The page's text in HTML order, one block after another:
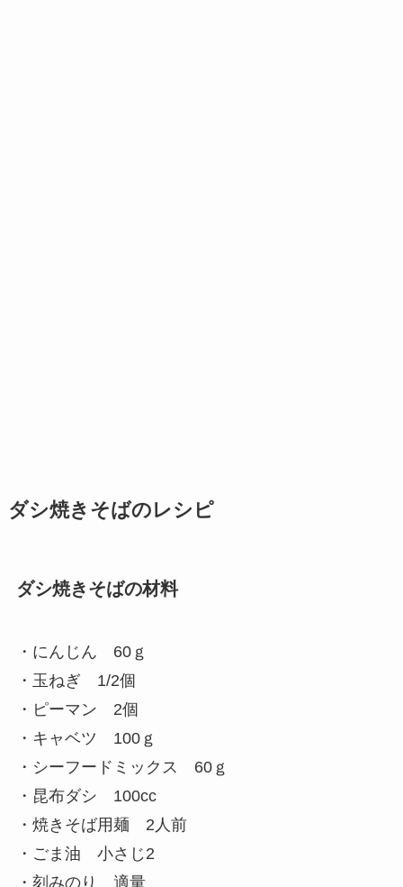
ダシ焼きそばのレシピ
ダシ焼きそばの材料
・にんじん 60ｇ
・玉ねぎ 1/2個
・ピーマン 2個
・キャベツ 100ｇ
・シーフードミックス 60ｇ
・昆布ダシ 100cc
・焼きそば用麺 2人前
・ごま油 小さじ2
・刻みのり 適量